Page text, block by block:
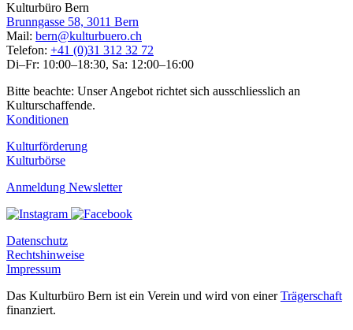
Kulturbüro Bern
Brunngasse 58, 3011 Bern
Mail: bern@kulturbuero.ch
Telefon: +41 (0)31 312 32 72
Di–Fr: 10:00–18:30, Sa: 12:00–16:00
Bitte beachte: Unser Angebot richtet sich ausschliesslich an
Kulturschaffende.
Konditionen
Kulturförderung
Kulturbörse
Anmeldung Newsletter
Datenschutz
Rechtshinweise
Impressum
Das Kulturbüro Bern ist ein Verein und wird von einerTrägerschaft
finanziert.